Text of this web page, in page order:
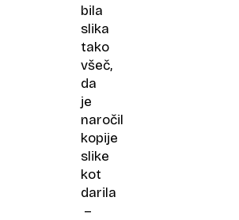
bila
slika
tako
všeč,
da
je
naročil
kopije
slike
kot
darila
–